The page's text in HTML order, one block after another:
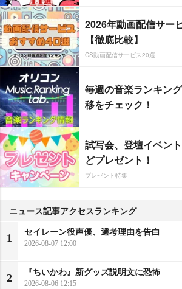
2026年動画配信サー
【徹底比較】
CS動画配信サービス20選
毎週の音楽ランキン
移をチェック！
試写会、登壇イベン
どプレゼント！
プレゼント特集
ニュース記事アクセスランキング
1
セイレーン役声優、選考理由を告白
2026-08-07 12:00
2
『ちいかわ』新グッズ説明文に恐怖
2026-08-06 12:15